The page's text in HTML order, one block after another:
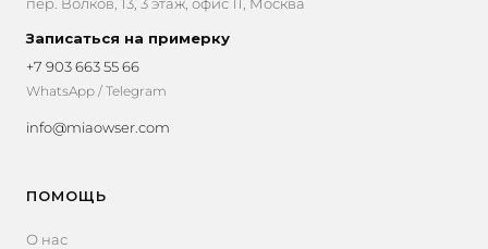
Записаться на примерку
+7 903 663 55 66
WhatsApp / Telegram
info@miaowser.com
ПОМОЩЬ
О нас